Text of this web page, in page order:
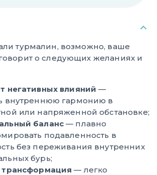
турмалин, возможно, ваше
о следующих желаниях и
негативных влияний —
внутреннюю гармонию в
или напряженной обстановке;
баланс — плавно
подавленность в
без переживания внутренних
бурь;
трансформация — легко